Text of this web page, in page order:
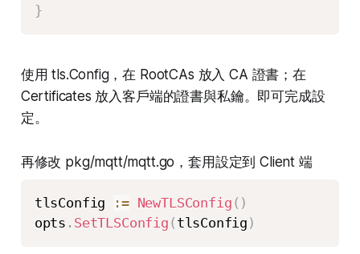
}
使用 tls.Config，在 RootCAs 放入 CA 證書；在
Certificates 放入客戶端的證書與私鑰。即可完成設
定。
再修改 pkg/mqtt/mqtt.go，套用設定到 Client 端
tlsConfig := NewTLSConfig ( )
opts . SetTLSConfig ( tlsConfig )